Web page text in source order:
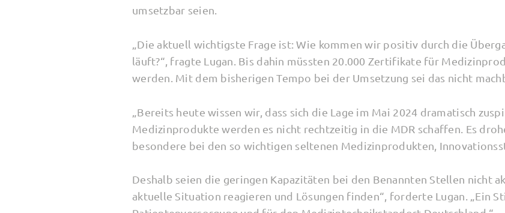
umsetzbar seien.
„Die aktuell wichtigste Frage ist: Wie kommen wir positiv durch die
läuft?“, fragte Lugan. Bis dahin müssten 20.000 Zertifikate für
werden. Mit dem bisherigen Tempo bei der Umsetzung sei das nicht
„Bereits heute wissen wir, dass sich die Lage im Mai 2024 dramatisch
Medizinprodukte werden es nicht rechtzeitig in die MDR schaffen. Es
besondere bei den so wichtigen seltenen Medizinprodukten,
Deshalb seien die geringen Kapazitäten bei den Benannten Stellen nicht
aktuelle Situation reagieren und Lösungen finden“, forderte Lugan. „Ein